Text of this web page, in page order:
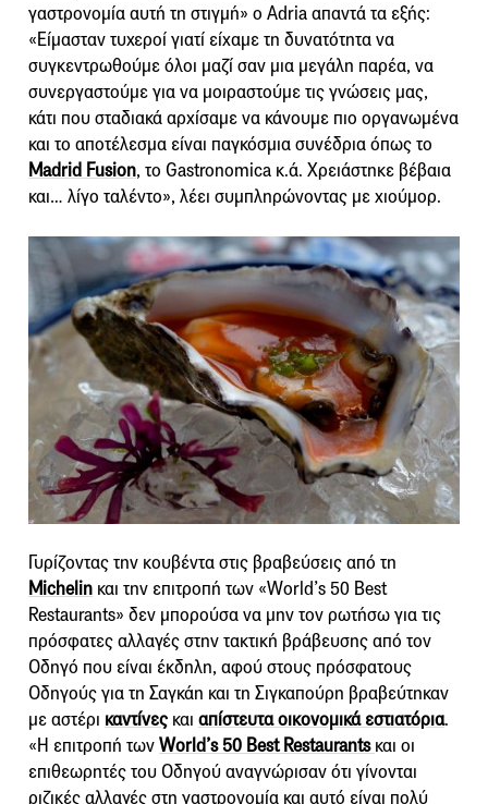
γαστρονομία αυτή τη στιγμή» o Adria απαντά τα εξής:
«Είμασταν τυχεροί γιατί είχαμε τη δυνατότητα να
συγκεντρωθούμε όλοι μαζί σαν μια μεγάλη παρέα, να
συνεργαστούμε για να μοιραστούμε τις γνώσεις μας,
κάτι που σταδιακά αρχίσαμε να κάνουμε πιο οργανωμένα
και το αποτέλεσμα είναι παγκόσμια συνέδρια όπως το
Madrid Fusion, το Gastronomica κ.ά. Χρειάστηκε βέβαια
και… λίγο ταλέντο», λέει συμπληρώνοντας με χιούμορ.
Γυρίζοντας την κουβέντα στις βραβεύσεις από τη
Michelin και την επιτροπή των «World’s 50 Best
Restaurants» δεν μπορούσα να μην τον ρωτήσω για τις
πρόσφατες αλλαγές στην τακτική βράβευσης από τον
Οδηγό που είναι έκδηλη, αφού στους πρόσφατους
Οδηγούς για τη Σαγκάη και τη Σιγκαπούρη βραβεύτηκαν
με αστέρι καντίνες και απίστευτα οικονομικά εστιατόρια.
«Η επιτροπή τωνWorld’s 50 Best Restaurantsκαι οι
επιθεωρητές του Οδηγού αναγνώρισαν ότι γίνονται
ριζικές αλλαγές στη γαστρονομία και αυτό είναι πολύ